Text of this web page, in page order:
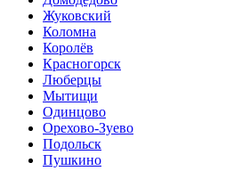
Жуковский
Коломна
Королёв
Красногорск
Люберцы
Мытищи
Одинцово
Орехово-Зуево
Подольск
Пушкино